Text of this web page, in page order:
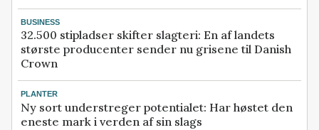
BUSINESS
32.500 stipladser skifter slagteri: En af landets
største producenter sender nu grisene til Danish
Crown
PLANTER
Ny sort understreger potentialet: Har høstet den
eneste mark i verden af sin slags